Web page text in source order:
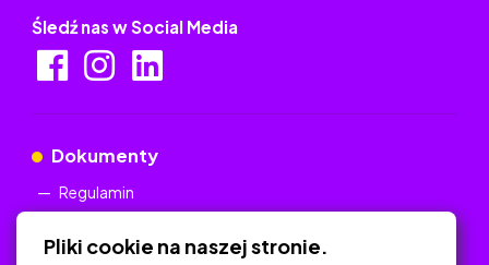
Śledź nas w Social Media
Dokumenty
Regulamin
Pliki cookie na naszej stronie.